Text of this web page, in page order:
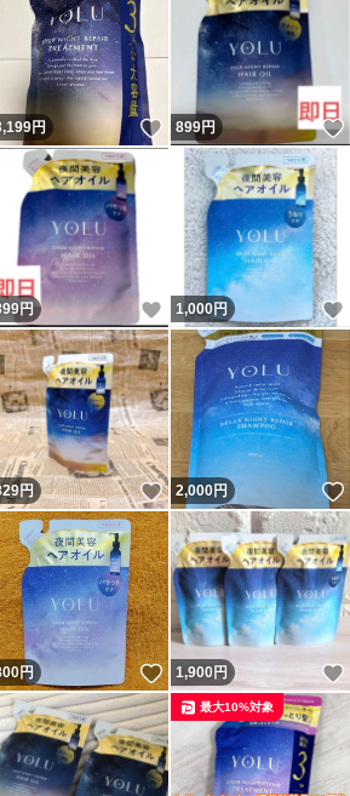
ね！
円 いいね！
899円
いね！
円 いいね！
1,000円
ね！
円 いいね！
2,000円
ね！
円 いいね！
1,900円
最大10%対象